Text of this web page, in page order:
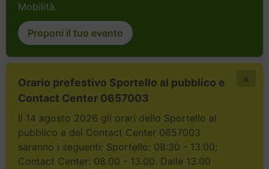
Mobilità.
Proponi il tuo evento
Orario prefestivo Sportello al pubblico e
Contact Center 0657003
Il 14 agosto 2026 gli orari dello Sportello al
pubblico e del Contact Center 0657003
saranno i seguenti: Sportello: 08:30 - 13.00;
Contact Center: 08.00 - 13.00. Dalle 13.00
×